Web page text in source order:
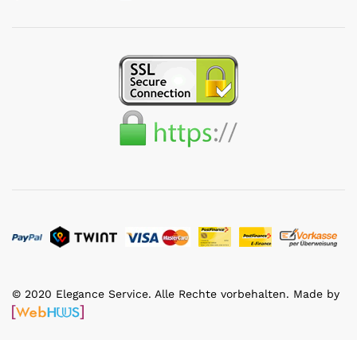
© 2020 Elegance Service. Alle Rechte vorbehalten. Made by